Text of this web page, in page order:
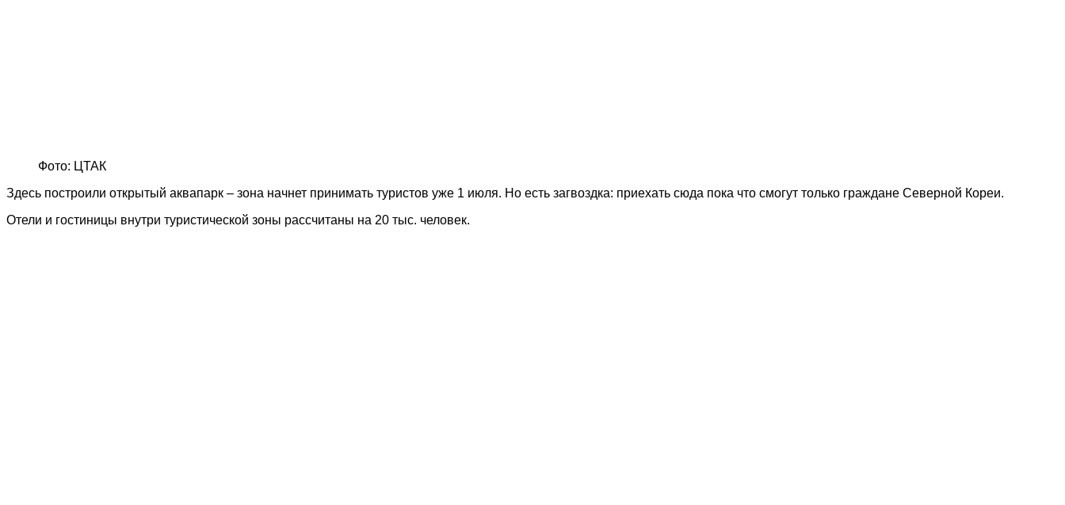
Фото: ЦТАК
Здесь построили открытый аквапарк – зона начнет принимать туристов уже 1 июля. Но есть загвоздка: приехать сюда пока что смогут только граждане Северной Кореи.
Отели и гостиницы внутри туристической зоны рассчитаны на 20 тыс. человек.